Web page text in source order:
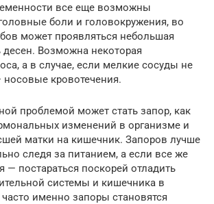
все еще возможны
боли и головокружения, во
может проявляться небольшая
десен. Возможна некоторая
а в случае, если мелкие сосуды не
кровотечения.
проблемой может стать запор, как
изменений в организме и
матки на кишечник. Запоров лучше
следя за питанием, а если все же
— постараться поскорей отладить
системы и кишечника в
именно запоры становятся